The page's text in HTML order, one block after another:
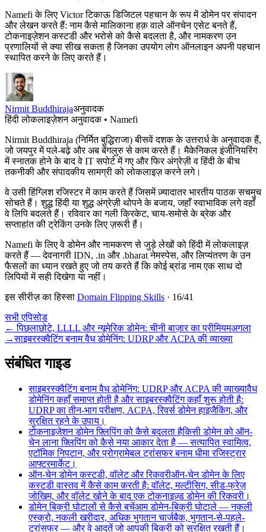
Namefi के लिए Victor टिकाऊ डिजिटल पहचान के रूप में डोमेन पर संपादन
और लेखन करते हैं: नाम कैसे मालिकाना हक़ वाले ऑनचेन एसेट बनते हैं,
टोकनाइज़ेशन कस्टडी और भरोसे को कैसे बदलता है, और नामकरण उन
प्रणालियों से क्या सीख सकता है जिनका उपयोग लोग ऑनलाइन अपनी पहचान
स्थापित करने के लिए करते हैं।
Nirmit Buddhirajaअनुवादक
हिंदी लोकलाइज़ेशन अनुवादक • Namefi
Nirmit Buddhiraja (निर्मित बुद्धिराजा) बीसवें दशक के उत्तरार्ध के अनुवादक हैं,
जो जयपुर में पले-बढ़े और अब बेंगलुरु से काम करते हैं। मैकेनिकल इंजीनियरिंग
में स्नातक होने के बाद वे IT सपोर्ट में गए और फिर अंग्रेज़ी व हिंदी के बीच
तकनीकी और संपादकीय सामग्री को लोकलाइज़ करने लगे।
वे उसी हिंग्लिश रजिस्टर में काम करते हैं जिसमें ज़्यादातर भारतीय पाठक सचमुच
सोचते हैं। शुद्ध हिंदी या शुद्ध अंग्रेज़ी थोपने के बजाय, जहाँ स्वाभाविक लगे वहाँ
वे लिपि बदलते हैं। रविवार का गली क्रिकेट, चाय-समोसे के ब्रेक और
सप्ताहांत की ट्रेकिंग उनके लिए ज़रूरी हैं।
Namefi के लिए वे डोमेन और नामकरण से जुड़े लेखों को हिंदी में लोकलाइज़
करते हैं — देवनागरी IDN, .in और .bharat नेमस्पेस, और लिप्यंतरण के उन
फैसलों का ध्यान रखते हुए जो तय करते हैं कि कोई ब्रांड नाम एक साथ दो
लिपियों में सही दिखेगा या नहीं।
इस सीरीज़ का हिस्सा Domain Flipping Skills · 16/41
सभी एपिसोड
←पिछलाछोटे, LLLL और न्यूमेरिक डोमेन: चीनी बाज़ार का प्रीमियमअगला
→साइबरस्क्वैटिंग बनाम वैध डोमेनिंग: UDRP और ACPA की व्याख्या
संबंधित गाइड
साइबरस्क्वैटिंग बनाम वैध डोमेनिंग: UDRP और ACPA की व्याख्यावैध
डोमेनिंग कहाँ समाप्त होती है और साइबरस्क्वैटिंग कहाँ शुरू होती है:
UDRP का तीन-भाग परीक्षण, ACPA, रिवर्स डोमेन हाइजैकिंग, और
सुरक्षित रहने के उपाय।
टोकनाइज़ेशन डोमेन फ़्लिपिंग को कैसे बदलता हैकिसी डोमेन को ऑन-
चेन लाना फ़्लिपिंग को कैसे नया आकार देता है — सत्यापित स्वामित्व,
एटॉमिक निपटान, और प्रोग्रामेबल ट्रांसफर बनाम धीमा रजिस्ट्रार
आफ्टरमार्केट।
ऑन-चेन डोमेन कस्टडी, वॉलेट और रिकवरीऑन-चेन डोमेन के लिए
कस्टडी वास्तव में कैसे काम करती है: वॉलेट, मल्टीसिग, सीड-फ्रेज़
जोखिम, और वॉलेट खोने के बाद एक टोकनाइज़्ड डोमेन की रिकवरी।
डोमेन बिक्री घोटालों से कैसे बचेंआम डोमेन-बिक्री घोटाले — नकली
एस्क्रो, नकली खरीदार, अधिक भुगतान चार्जबैक, भुगतान-से-पहले-
ट्रांसफर — और वे आदतें जो आपकी बिक्री को सुरक्षित रखती हैं।